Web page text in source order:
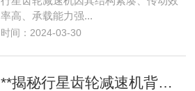
率高、承载能力强...
时间：2024-03-30
**揭秘行星齿轮减速机背后的原理与结构美学**